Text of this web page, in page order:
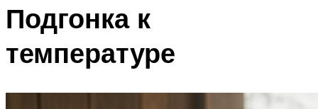
Подгонка к
температуре